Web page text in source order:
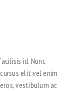
id. Nunc
elit vel enim
vestibulum ac